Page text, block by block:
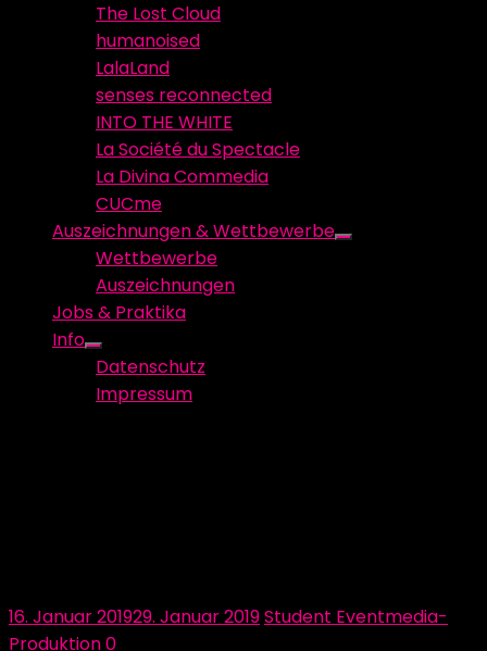
The Lost Cloud
humanoised
LalaLand
senses reconnected
INTO THE WHITE
La Société du Spectacle
La Divina Commedia
CUCme
Auszeichnungen & Wettbewerbe
Show
Wettbewerbe
Auszeichnungen
Jobs & Praktika
Info
Show
sub
menu
Datenschutz
Impressum
Posted
on
16. Januar 201929. Januar 2019Author
Student Eventmedia-
Produktion0